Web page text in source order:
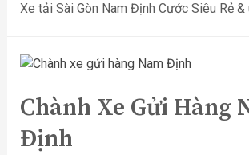
Xe tải Sài Gòn Nam Định Cước Siêu Rẻ &
Chành Xe Gửi Hàng
Định